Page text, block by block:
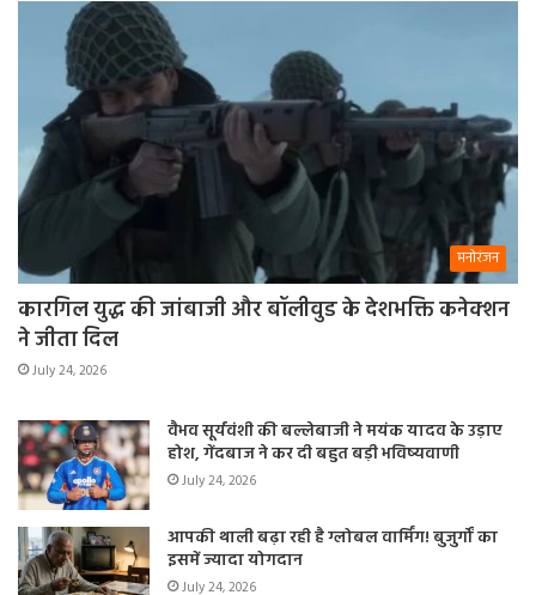
मनोरंजन
कारगिल युद्ध की जांबाजी और बॉलीवुड के देशभक्ति कनेक्शन
ने जीता दिल
July 24, 2026
वैभव सूर्यवंशी की बल्लेबाजी ने मयंक यादव के उड़ाए
होश, गेंदबाज ने कर दी बहुत बड़ी भविष्यवाणी
July 24, 2026
आपकी थाली बढ़ा रही है ग्लोबल वार्मिंग! बुजुर्गों का
इसमें ज्यादा योगदान
July 24, 2026